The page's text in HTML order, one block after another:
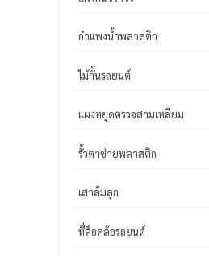
กำแพงน้ำพลาสติก
ไม้กั้นรถยนต์
แผงหยุดตรวจสามเหลี่ยม
รั้วตาข่ายพลาสติก
เสาล้มลุก
ที่ล็อคล้อรถยนต์